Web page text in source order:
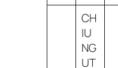
CH
IU
NG
UT